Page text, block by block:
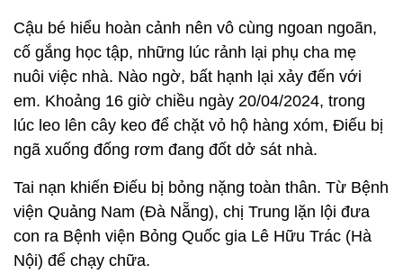
Cậu bé hiểu hoàn cảnh nên vô cùng ngoan ngoãn,
cố gắng học tập, những lúc rảnh lại phụ cha mẹ
nuôi việc nhà. Nào ngờ, bất hạnh lại xảy đến với
em. Khoảng 16 giờ chiều ngày 20/04/2024, trong
lúc leo lên cây keo để chặt vỏ hộ hàng xóm, Điếu bị
ngã xuống đống rơm đang đốt dở sát nhà.
Tai nạn khiến Điếu bị bỏng nặng toàn thân. Từ Bệnh
viện Quảng Nam (Đà Nẵng), chị Trung lặn lội đưa
con ra Bệnh viện Bỏng Quốc gia Lê Hữu Trác (Hà
Nội) để chạy chữa.